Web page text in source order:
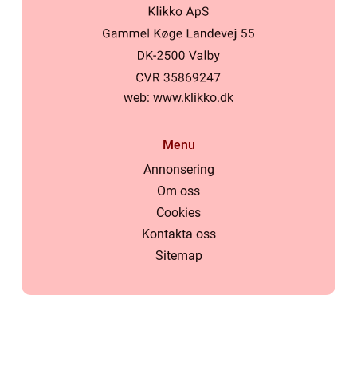
web: www.klikko.dk
Menu
Annonsering
Om oss
Cookies
Kontakta oss
Sitemap